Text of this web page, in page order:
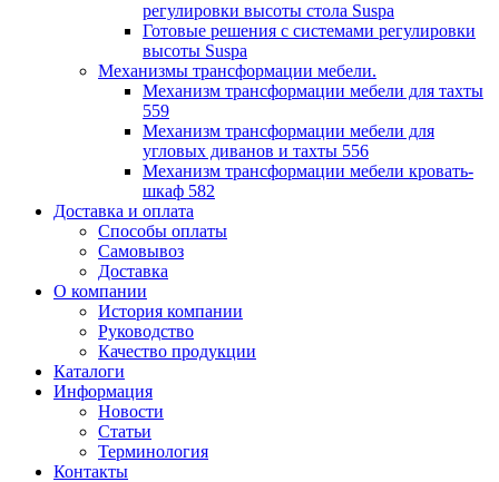
регулировки высоты стола Suspa
Готовые решения с системами регулировки
высоты Suspa
Механизмы трансформации мебели.
Механизм трансформации мебели для тахты
559
Механизм трансформации мебели для
угловых диванов и тахты 556
Механизм трансформации мебели кровать-
шкаф 582
Доставка и оплата
Способы оплаты
Самовывоз
Доставка
О компании
История компании
Руководство
Качество продукции
Каталоги
Информация
Новости
Статьи
Терминология
Контакты